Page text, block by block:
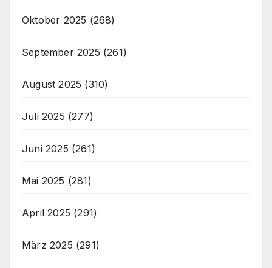
Oktober 2025 (268)
September 2025 (261)
August 2025 (310)
Juli 2025 (277)
Juni 2025 (261)
Mai 2025 (281)
April 2025 (291)
März 2025 (291)